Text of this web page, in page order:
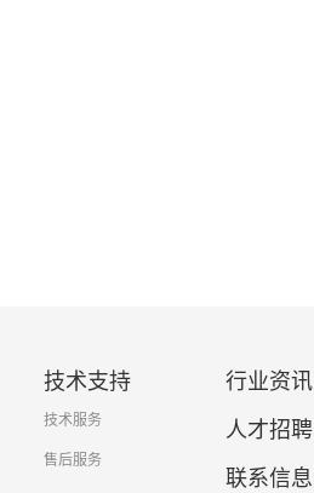
技术支持
技术服务
售后服务
行业资讯
人才招聘
联系信息